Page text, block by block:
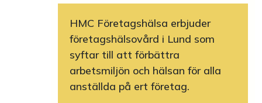
HMC Företagshälsa erbjuder
företagshälsovård i Lund som
syftar till att förbättra
arbetsmiljön och hälsan för alla
anställda på ert företag.